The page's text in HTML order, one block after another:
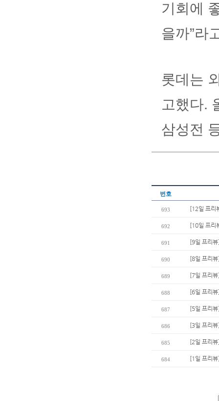
기회에
을까”라
롯데는
고했다.
삼성전
번호
693 [12일 프리
692 [10일 프리
691 [9일 프리
690 [8일 프리
689 [7일 프리
688 [6일 프리
687 [5일 프리
686 [3일 프리
685 [2일 프리
684 [1일 프리